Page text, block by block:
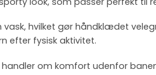
hvilket gør håndklædet
efter fysisk aktivitet.
om komfort udenfor